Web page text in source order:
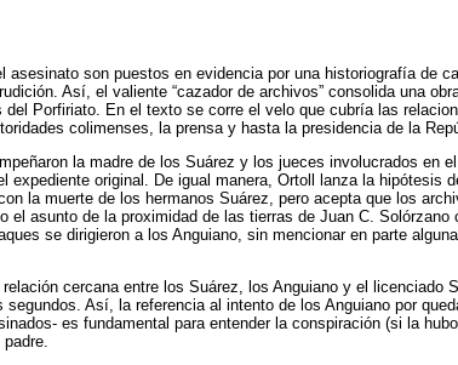
asesinato son puestos en evidencia por una historiografía de
Así, el valiente “cazador de archivos” consolida una
Porfiriato. En el texto se corre el velo que cubría las
colimenses, la prensa y hasta la presidencia de la
la madre de los Suárez y los jueces involucrados en
expediente original. De igual manera, Ortoll lanza la hipótesis
la muerte de los hermanos Suárez, pero acepta que los
el asunto de la proximidad de las tierras de Juan C.
se dirigieron a los Anguiano, sin mencionar en parte
cercana entre los Suárez, los Anguiano y el licenciado
segundos. Así, la referencia al intento de los Anguiano por
es fundamental para entender la conspiración (si la